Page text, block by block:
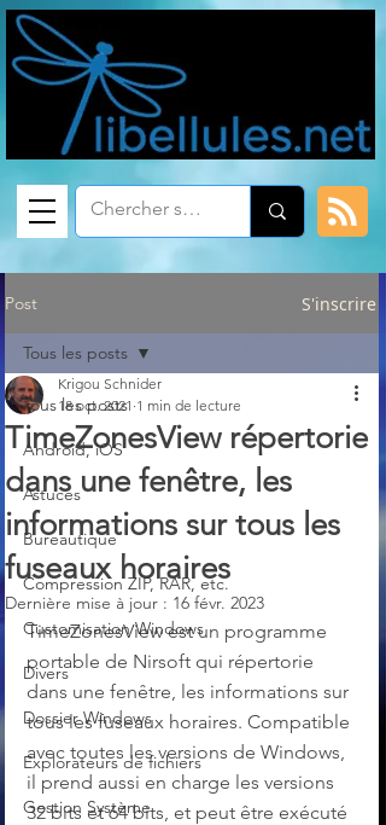
Post S'inscrire
Tous les posts
Android, iOS
Astuces
Bureautique
Compression ZIP, RAR, etc.
Customisation Windows
Divers
Dossier Windows
Explorateurs de fichiers
Gestion Système
Tous les posts
TimeZonesView répertorie
dans une fenêtre, les
informations sur tous les
fuseaux horaires
Krigou Schnider
18 oct. 2021 1 min de lecture
Dernière mise à jour : 16 févr. 2023
TimeZonesView est un programme
portable de Nirsoft qui répertorie
dans une fenêtre, les informations sur
tous les fuseaux horaires. Compatible
avec toutes les versions de Windows,
il prend aussi en charge les versions
32 bits et 64 bits, et peut être exécuté